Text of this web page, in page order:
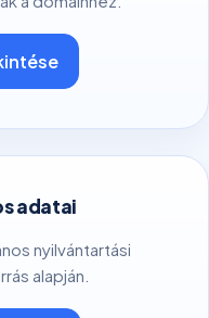
adatai
nyilvántartási
alapján.